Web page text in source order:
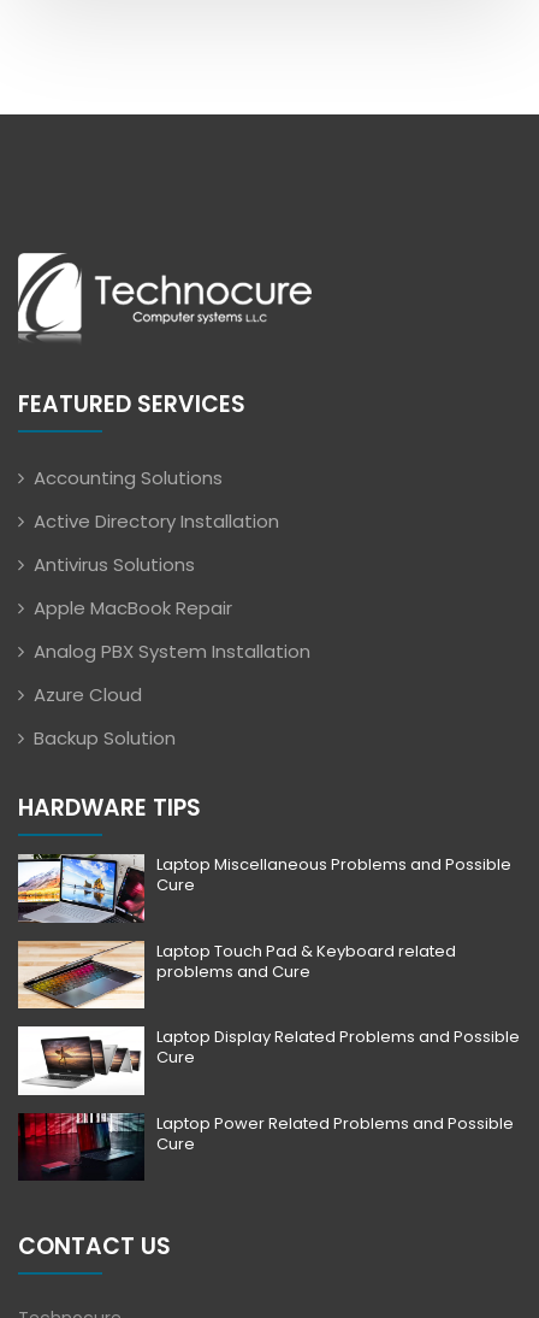
FEATURED SERVICES
Accounting Solutions
Active Directory Installation
Antivirus Solutions
Apple MacBook Repair
Analog PBX System Installation
Azure Cloud
Backup Solution
HARDWARE TIPS
Laptop Miscellaneous Problems and Possible
Cure
Laptop Touch Pad & Keyboard related
problems and Cure
Laptop Display Related Problems and Possible
Cure
Laptop Power Related Problems and Possible
Cure
CONTACT US